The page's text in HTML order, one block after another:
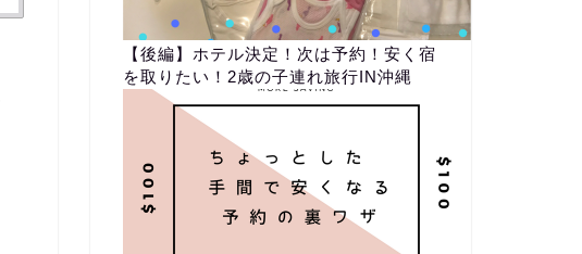
【後編】ホテル決定！次は予約！安く宿
を取りたい！2歳の子連れ旅行IN沖縄